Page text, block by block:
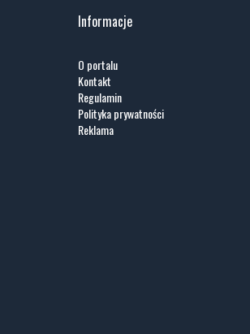
Informacje
O portalu
Kontakt
Regulamin
Polityka prywatności
Reklama